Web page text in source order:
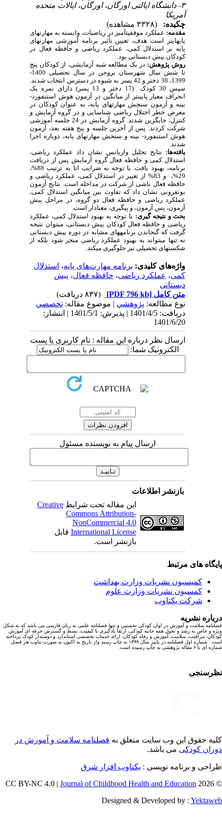
۳- دانشگاه ایالتی اورگان، اورگان، ایالات متحده
آمریکا
چکیده:
مقدمه:عملکرد موفقیت­آمیز در ریاضیات، وابسته به مهارت­های
پایه­ای­تر است هدف، تعیین تأثیر برنامه آموزشی مهارت‏های
پایه بر استدلال کمی، عملکرد ریاضی و حافظه فعال در
کودکان پیش دبستانی بود.
روش پژوهش:در یک مطالعه شبه آزمایشی، از کودکانپنج
تا شش سال شهرستانبروجن
در سال تحصیلی 1400-
1399، 38 دختر و 42 پسر به شیوه در دسترس انتخاب شدند.
سپس 30 کودک (17 دختر و 13 پسر) دارای نمره یک
انحراف معیار پایین­تر از میانگین در آزمون هوش استنفورد-
بینه و آزمون سنجش مهارت­های پایه، به عنوان کودکان در
معرض خطر اختلال ریاضی شناسایی و در گروه آزمایش و
کنترل، جایگزین شدند. گروه آزمایش در 24 جلسه آموزشی
شرکت کردند. پس از آخرین جلسه و پنج هفته بعد، آزمون
هوش استنفورد- بینه و سنجش مهارت­های پایه، دوباره اجرا
شدند.
یافته‌ها:نتایج تحلیل واریانس نشان داد عملکرد ریاضی،
استدلال کمی و حافظه فعال گروه آزمایش پس از دریافت
برنامه، بهبود یافت. با توجه به ضرایب اتا به ترتیب 88%،
29%، و 83% از تغییر در استدلال کمی، عملکرد ریاضی و
حافظه فعال ناشی از شرکت در مداخله است. نتایج آزمون
بونفرونی نشان داد که تفاوت بین میانگین استدلال کمی،
عملکرد ریاضی و حافظه فعال دوگروه،در مراحل پیش
آزمون، پس آزمون، و پیگیری، معنادار است.
بحث و نتیجه گیری: با توجه به بهبود استدلال کمی، عملکرد
ریاضی و حافظه فعال کودکان پیش دبستانی، می­توان نتیجه
گرفت که گنجاندن برنامه­های مشابه در دوره پیش دبستانی
نه تنها می­تواند به بهبود عملکرد ریاضی منجر شود بلکه از
شکست­های تحصیلی نیز جلوگیری می­کند.
واژه‌های کلیدی:برنامه مهارت‌های پایه،استدلال
کمی،عملکرد ریاضی،حافظه فعال،پیش
دبستانی
متن کامل[PDF 796 kb]
نوع مطالعه:پژوهشي| موضوع مقاله:تخصصي
دریافت: 1401/4/5 | پذیرش: 1401/5/1 | انتشار:
1401/6/20
ارسال نظر درباره این مقاله : نام کاربری یا پست
الکترونیک شما:
ارسال پیام به نویسنده مسئول
بازنشر اطلاعات
این مقاله تحت شرایطCreative
Commons Attribution-
NonCommercial 4.0
International Licenseقابل
بازنشر است.
های مرتبط
کمیسیون نشریات وزارت بهداشت
کمسیون نشریات وزارت علوم
شرکت یکتاوب
نشریه
سلامت و آموزش در اوان کودکی نخستین و تنها فصلنامه علمی به زبان فارسی می باشد که به شکل
و خاص به رشد و تحول همه جانبه کودکی، ارتقا یادگیری با کیفیت، بسط و گسترش حرفه ای آموزش
مراقبت، سلامت، آموزش و رفاه کودکان، ارائه خدمات تخصصی استاندارد و دوستدار کودک پرداخته
است. شماره اول فصلنامه در پاییز سال ۱۳۹۹ به چاپ رسید واز تاریخ به اکنون به صورت تناوب هر فصل
۶ مقاله پژوهشی به چاپ رسیده است.
حقوق این وب سایت متعلق بهفصلنامه سلامت و آموزش در
کودکیمی باشد.
و برنامه نویسی : یکتاوب افزار شرق
©
Journal of Childhood Health and Education
Designed & Developed by :